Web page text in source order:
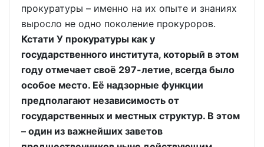
прокуратуры – именно на их опыте и знаниях
выросло не одно поколение прокуроров.
Кстати У прокуратуры как у
государственного института, который в этом
году отмечает своё 297-летие, всегда было
особое место. Её надзорные функции
предполагают независимость от
государственных и местных структур. В этом
– один из важнейших заветов